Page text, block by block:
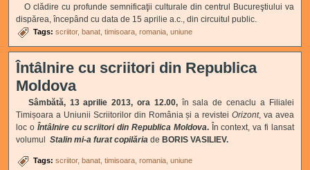
O clădire cu profunde semnificaţii culturale din centrul Bucureştiului va
dispărea, începând cu data de 15 aprilie a.c., din circuitul public.
Tags:scriitor banat timisoara romania uniune
Întâlnire cu scriitori din Republica
Moldova
Sâmbătă, 13 aprilie 2013, ora 12.00, în sala de cenaclu a Filialei
Timișoara a Uniunii Scriitorilor din România și a revistei Orizont, va avea
loc o Întâlnire cu scriitori din Republica Moldova. În context, va fi lansat
volumul
Stalin mi-a furat copilăriade BORIS VASILIEV.
Tags:scriitor banat timisoara romania uniune